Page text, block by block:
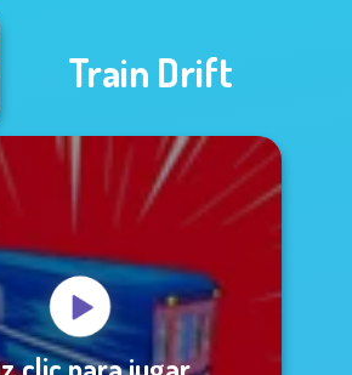
Train Drift